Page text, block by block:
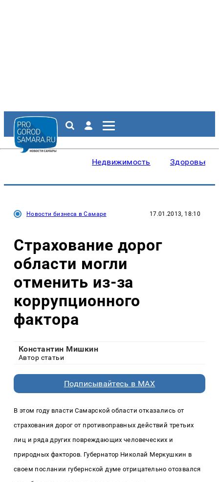
Недвижимость Здоровье
Новости бизнеса в Самаре 17.01.2013, 18:10
Страхование дорог
области могли
отменить из-за
коррупционного
фактора
Константин Мишкин
Автор статьи
Подписывайтесь в MAX
В этом году власти Самарской области отказались от
страхования дорогот противоправных действий третьих
лиц и ряда других повреждающих человеческих и
природных факторов. Губернатор Николай Меркушкин в
своем послании губернской думе отрицательно отозвался